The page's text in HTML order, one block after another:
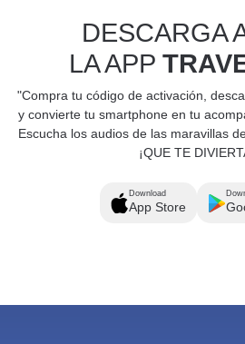
DESCARGA
LA APP
"Compra tu código de activación,
y convierte tu smartphone en tu
Escucha los audios de las maravillas
¡QUE TE
Download
App Store